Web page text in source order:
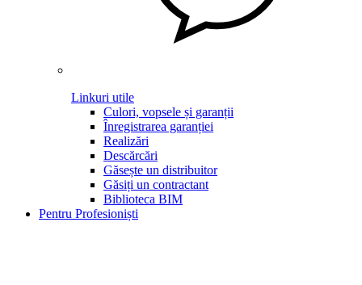
Linkuri utile
Culori, vopsele și garanții
Înregistrarea garanției
Realizări
Descărcări
Găsește un distribuitor
Găsiți un contractant
Biblioteca BIM
Pentru Profesioniști